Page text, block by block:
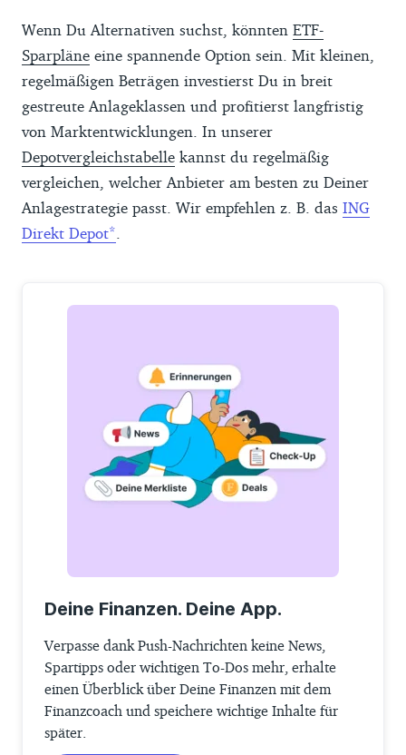
Wenn Du Alternativen suchst, könnten ETF-
Sparpläne eine spannende Option sein. Mit kleinen,
regelmäßigen Beträgen investierst Du in breit
gestreute Anlageklassen und profitierst langfristig
von Marktentwicklungen. In unserer
Depotvergleichstabelle kannst du regelmäßig
vergleichen, welcher Anbieter am besten zu Deiner
Anlagestrategie passt. Wir empfehlen z. B. das ING
Direkt Depot .
Deine Finanzen. Deine App.
Verpasse dank Push-Nachrichten keine News,
Spartipps oder wichtigen To-Dos mehr, erhalte
einen Überblick über Deine Finanzen mit dem
Finanzcoach und speichere wichtige Inhalte für
später.